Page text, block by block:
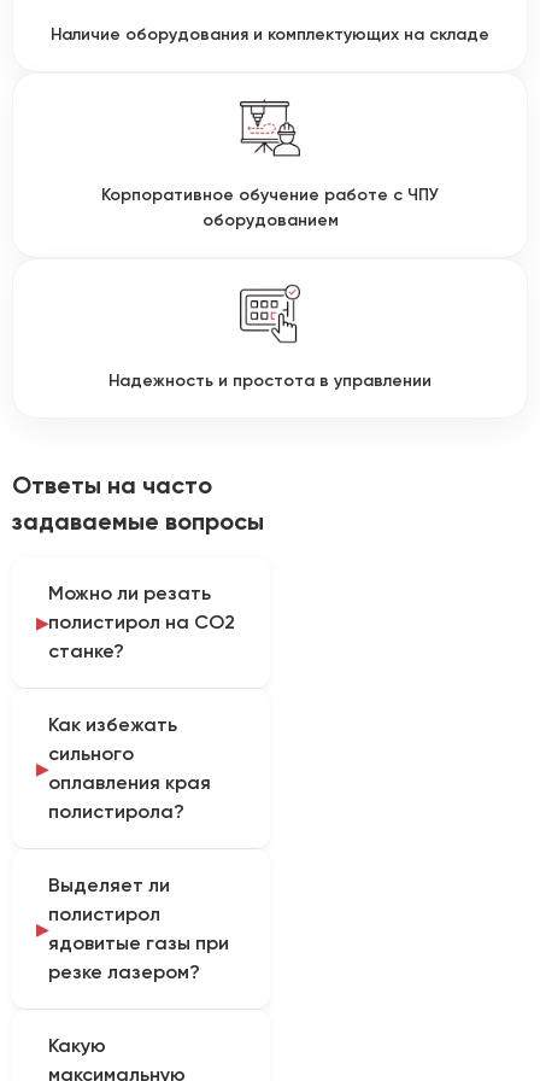
Наличие оборудования и комплектующих на складе
Корпоративное обучение работе с ЧПУ
оборудованием
Надежность и простота в управлении
Ответы на часто
задаваемые вопросы
Можно ли резать
полистирол на CO2
станке?
справляется с резкой
как ударопрочного, так
и прозрачного
полистирола. Однако
материала, кромка
может слегка
оплавляться. Требуется
тонкая настройка
параметров станка.
Как избежать
сильного
оплавления края
полистирола?
полистирола
заключается в высокой
скорости прохождения
луча, минимально
очень мощном
Выделяет ли
полистирол
ядовитые газы при
резке лазером?
полистирола
Какую
максимальную